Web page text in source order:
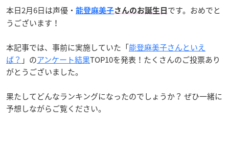
本日2月6日は声優・ 能登麻美子さんのお誕生日 です。おめでと
うございます！
本記事では、事前に実施していた「能登麻美子さんといえ
ば？ 」のアンケート結果TOP10を発表！たくさんのご投票あり
がとうございました。
果たしてどんなランキングになったのでしょうか？ ぜひ一緒に
予想しながらご覧ください。